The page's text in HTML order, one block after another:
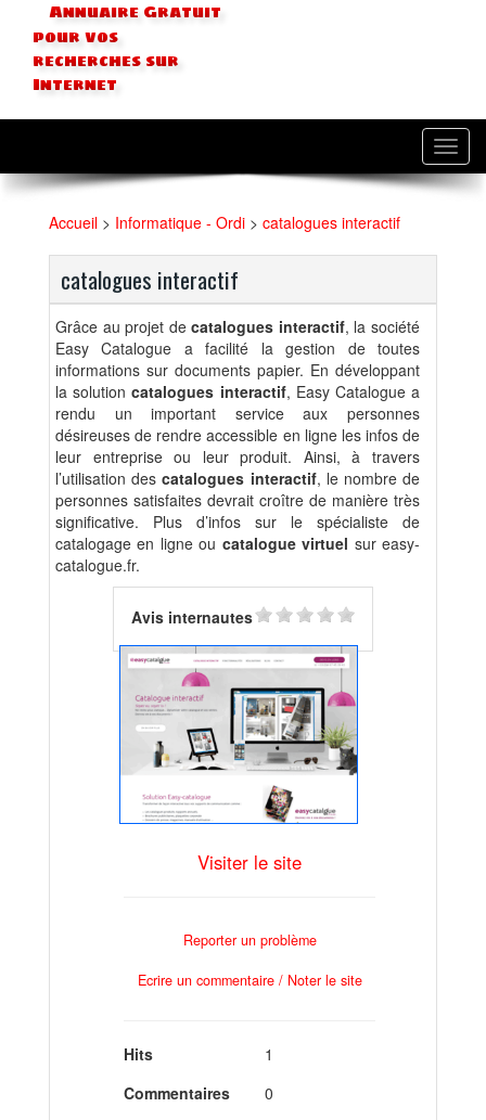
Annuaire Gratuit
pour vos
recherches sur
Internet
Accueil > Informatique - Ordi > catalogues interactif
catalogues interactif
Grâce au projet decatalogues interactif, la société
Easy Catalogue a facilité la gestion de toutes
informations sur documents papier. En développant
la solutioncatalogues interactif, Easy Catalogue a
rendu un important service aux personnes
désireuses de rendre accessible en ligne les infos de
leur entreprise ou leur produit. Ainsi, à travers
l’utilisation descatalogues interactif, le nombre de
personnes satisfaites devrait croître de manière très
significative. Plus d’infos sur le spécialiste de
catalogage en ligne ou catalogue virtuel sur easy-
catalogue.fr.
Avis internautes
Visiter le site
Reporter un problème
Ecrire un commentaire / Noter le site
Hits
1
Commentaires
0